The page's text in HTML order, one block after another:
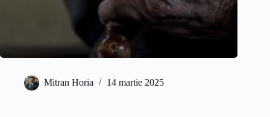
Mitran Horia 14 martie 2025